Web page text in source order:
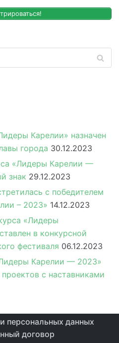
Карелии» назначен
города 30.12.2023
«Лидеры Карелии —
знак 29.12.2023
с победителем
– 2023» 14.12.2023
«Лидеры
в конкурсной
фестиваля 06.12.2023
Карелии — 2023»
с наставниками
персональных данных
договор